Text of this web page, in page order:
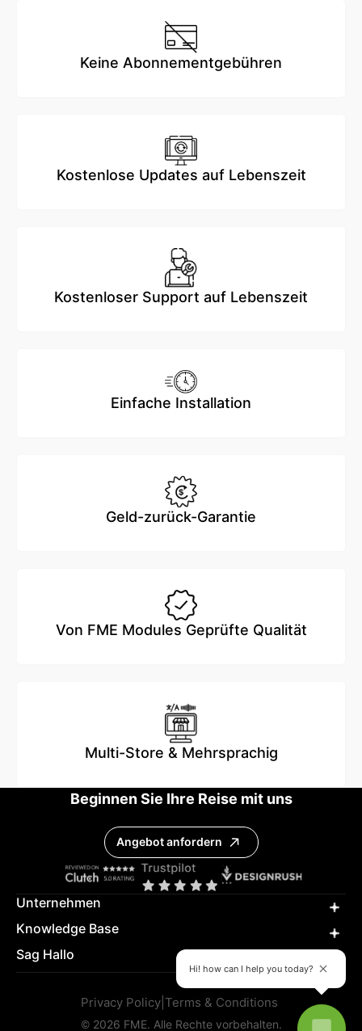
Keine Abonnementgebühren
Kostenlose Updates auf Lebenszeit
Kostenloser Support auf Lebenszeit
Einfache Installation
Geld-zurück-Garantie
Von FME Modules Geprüfte Qualität
Multi-Store & Mehrsprachig
Beginnen Sie Ihre Reise mit uns
Angebot anfordern
Unternehmen
Knowledge Base
Sag Hallo
Hi! how can I help you today?
Privacy Policy| Terms & Conditions
© 2026 FME. Alle Rechte vorbehalten.